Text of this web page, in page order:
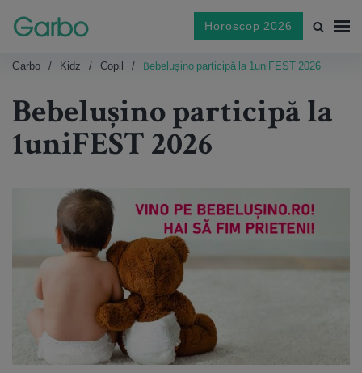
Horoscop 2026
Garbo Kidz Copil Bebelușino participă la 1uniFEST 2026
Bebelușino participă la
1uniFEST 2026